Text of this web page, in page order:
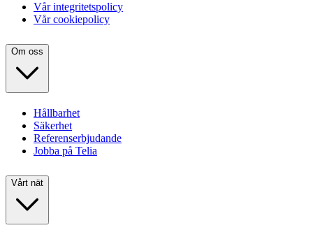
Vår integritetspolicy
Vår cookiepolicy
Om oss
Hållbarhet
Säkerhet
Referenserbjudande
Jobba på Telia
Vårt nät